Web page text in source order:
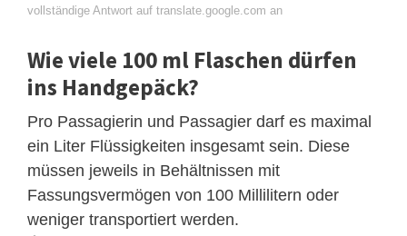
vollständige Antwort auf translate.google.com an
Wie viele 100 ml Flaschen dürfen
ins Handgepäck?
Pro Passagierin und Passagier darf es maximal
ein Liter Flüssigkeiten insgesamt sein. Diese
müssen jeweils in Behältnissen mit
Fassungsvermögen von 100 Millilitern oder
weniger transportiert werden.